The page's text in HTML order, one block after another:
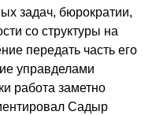
задач, бюрократии,
со структуры на
передать часть его
управделами
работа заметно
Садыр